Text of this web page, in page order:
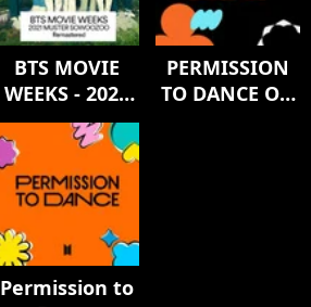
Remastered
LONDON
Remastered
BTS MOVIE
WEEKS - 2021
MUSTER
SOWOOZOO
Remastered
PERMISSION
TO DANCE ON
Permission to